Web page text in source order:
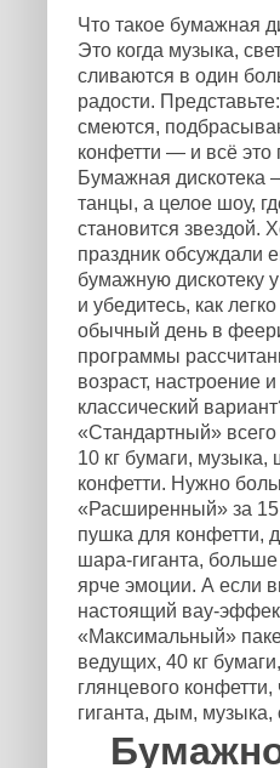
Что такое бумажная
Это когда музыка,
сливаются в один
радости.
смеются,
конфетти — и всё
Бумажная дискотека
танцы, а целое шоу,
становится звездой.
праздник обсуждали
бумажную дискотеку
и убедитесь, как
обычный день в
программы
возраст, настроение
классический
«Стандартный»
10 кг бумаги, музыка,
конфетти. Нужно
«Расширенный» за 15
пушка для конфетти,
шара-гиганта,
ярче эмоции. А если
настоящий вау-
«Максимальный»
ведущих, 40 кг
глянцевого
гиганта, дым,